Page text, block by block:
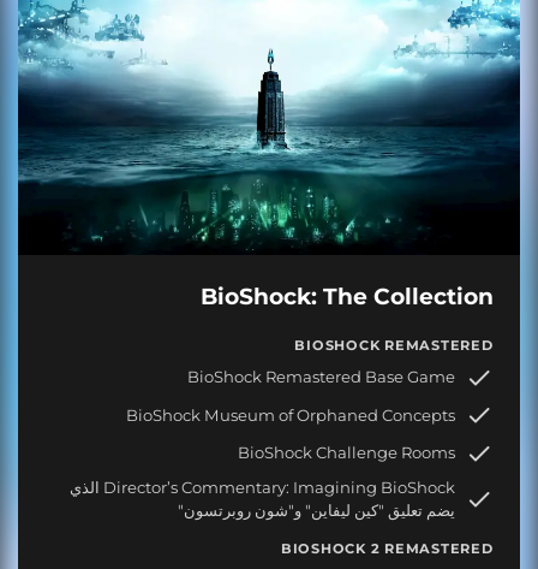
BioShock: The Collection
BIOSHOCK REMASTERED
BioShock Remastered Base Game
BioShock Museum of Orphaned Concepts
BioShock Challenge Rooms
Director’s Commentary: Imagining BioShock الذي
يضم تعليق "كين ليفاين" و"شون روبرتسون"
BIOSHOCK 2 REMASTERED